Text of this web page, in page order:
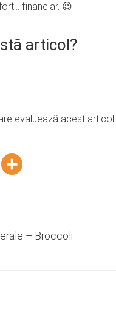
financiar. 😉
articol?
evaluează acest articol.
– Broccoli